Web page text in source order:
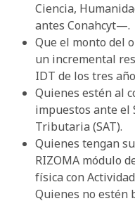
Ciencia,
antes Conahcyt—.
Que el monto del
un incremental
IDT de los tres
Quienes estén al
impuestos ante el
Tributaria (SAT).
Quienes tengan
RIZOMA módulo
física con
Quienes no estén